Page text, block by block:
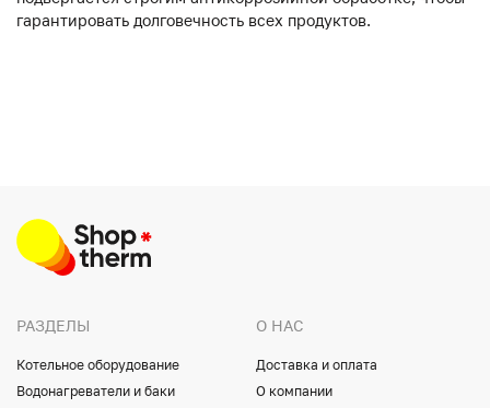
гарантировать долговечность всех продуктов.
РАЗДЕЛЫ
Котельное оборудование
Водонагреватели и баки
О НАС
Доставка и оплата
О компании